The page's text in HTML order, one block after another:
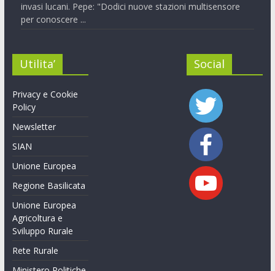
invasi lucani. Pepe: "Dodici nuove stazioni multisensore
per conoscere ...
Utilita’
Privacy e Cookie
Policy
Newsletter
SIAN
Unione Europea
Regione Basilicata
Unione Europea
Agricoltura e
Sviluppo Rurale
Rete Rurale
Social